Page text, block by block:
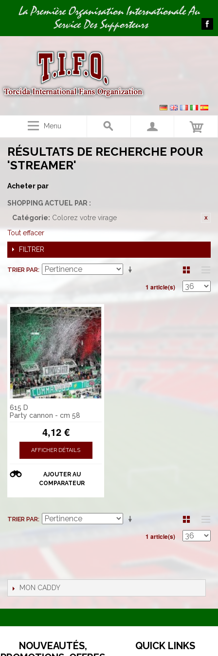
Image 01La Première Organisation Internationale Au
Service Des Supporteurs
Menu
RÉSULTATS DE RECHERCHE POUR
'STREAMER'
Acheter par
SHOPPING ACTUEL PAR :
Catégorie: Colorez votre virage
Tout effacer
FILTRER
TRIER PAR
1 article(s)
615 D
Party cannon - cm 58
4,12 €
AFFICHER DÉTAILS
AJOUTER AU
COMPARATEUR
TRIER PAR
1 article(s)
MON CADDY
NOUVEAUTÉS,
QUICK LINKS